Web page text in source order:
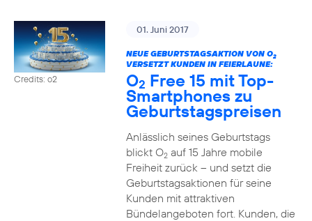
Credits: o2
01. Juni 2017
NEUE GEBURTSTAGSAKTION VON O2
VERSETZT KUNDEN IN FEIERLAUNE:
O2 Free 15 mit Top-
Smartphones zu
Geburtstagspreisen
Anlässlich seines Geburtstags
blickt O2auf 15 Jahre mobile
Freiheit zurück – und setzt die
Geburtstagsaktionen für seine
Kunden mit attraktiven
Bündelangeboten fort. Kunden, die